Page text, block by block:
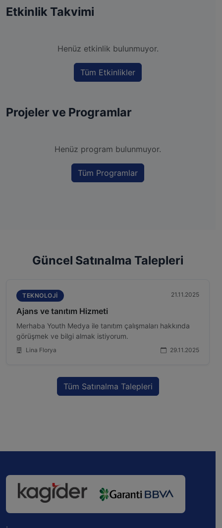
Etkinlik Takvimi
Henüz etkinlik bulunmuyor.
Tüm Etkinlikler
Projeler ve Programlar
Henüz program bulunmuyor.
Tüm Programlar
Güncel Satınalma Talepleri
TEKNOLOJI 21.11.2025
Ajans ve tanıtım Hizmeti
Merhaba Youth Medya ile tanıtım çalışmaları hakkında
görüşmek ve bilgi almak istiyorum.
Lina Florya 29.11.2025
Tüm Satınalma Talepleri